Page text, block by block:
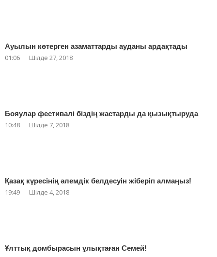
Ауылын көтерген азаматтарды ауданы ардақтады
01:06 Шілде 27, 2018
Бояулар фестивалі біздің жастарды да қызықтыруда
10:48 Шілде 7, 2018
Қазақ күресінің әлемдік белдесуін жіберіп алмаңыз!
19:49 Шілде 4, 2018
Ұлттық домбырасын ұлықтаған Семей!